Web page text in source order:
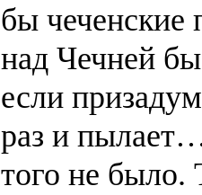
бы чеченские
над Чечней
если
раз и
того не было.